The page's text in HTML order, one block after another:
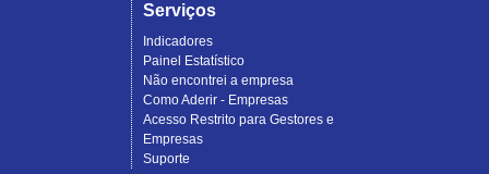
Serviços
Indicadores
Painel Estatístico
Não encontrei a empresa
Como Aderir - Empresas
Acesso Restrito para Gestores e
Empresas
Suporte